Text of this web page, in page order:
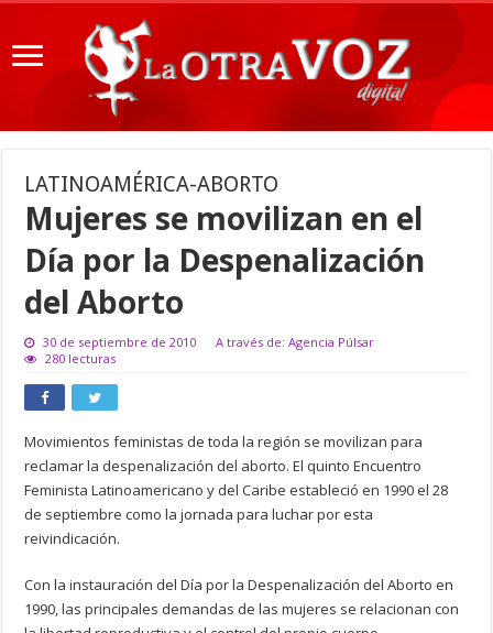
LATINOAMÉRICA-ABORTO
Mujeres se movilizan en el
Día por la Despenalización
del Aborto
30 de septiembre de 2010
A través de: Agencia Púlsar
280 lecturas
Movimientos feministas de toda la región se movilizan para
reclamar la despenalización del aborto. El quinto Encuentro
Feminista Latinoamericano y del Caribe estableció en 1990 el 28
de septiembre como la jornada para luchar por esta
reivindicación.
Con la instauración del Día por la Despenalización del Aborto en
1990, las principales demandas de las mujeres se relacionan con